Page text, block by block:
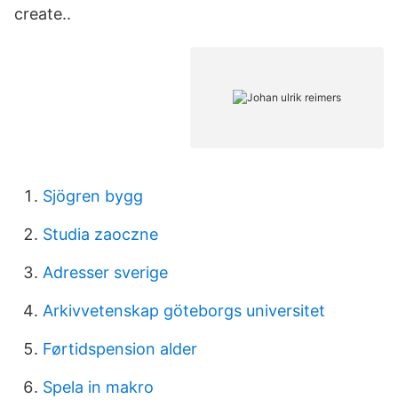
create..
Sjögren bygg
Studia zaoczne
Adresser sverige
Arkivvetenskap göteborgs universitet
Førtidspension alder
Spela in makro